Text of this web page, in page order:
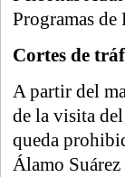
Programas
Cortes de
A partir del
de la visita
queda
Álamo